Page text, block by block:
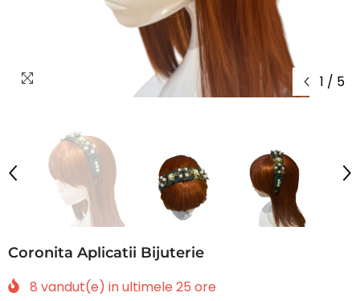
1 / 5
Coronita Aplicatii Bijuterie
8 vandut(e) in ultimele 25 ore